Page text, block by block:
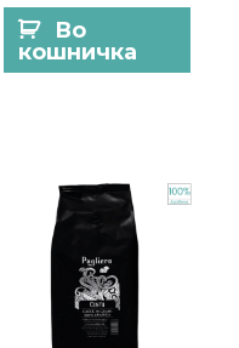
Во
кошничка